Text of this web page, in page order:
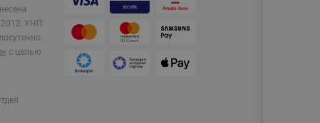
УНП
с целью